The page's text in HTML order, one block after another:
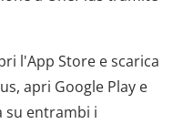
l'App Store e scarica
apri Google Play e
su entrambi i